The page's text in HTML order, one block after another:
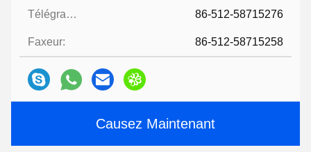
Télégramme: 86-512-58715276
Faxeur: 86-512-58715258
Causez Maintenant